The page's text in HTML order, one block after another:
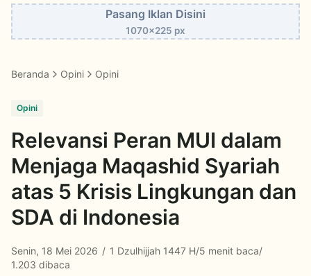
Pasang Iklan Disini
1070x225 px
Beranda Opini Opini
Opini
Relevansi Peran MUI dalam
Menjaga Maqashid Syariah
atas 5 Krisis Lingkungan dan
SDA di Indonesia
Senin, 18 Mei 2026 / 1 Dzulhijjah 1447 H/5 menit baca/
1.203 dibaca